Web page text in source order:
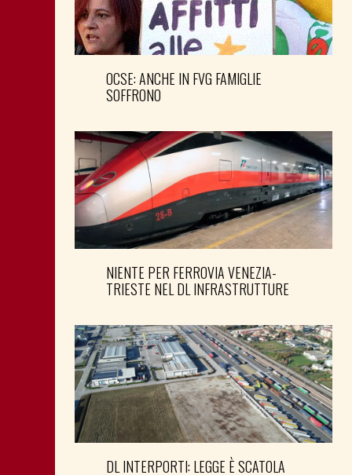
OCSE: ANCHE IN FVG FAMIGLIE
SOFFRONO
NIENTE PER FERROVIA VENEZIA-
TRIESTE NEL DL INFRASTRUTTURE
DL INTERPORTI: LEGGE È SCATOLA